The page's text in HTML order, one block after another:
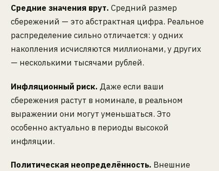
Средние значения врут. Средний размер
сбережений — это абстрактная цифра. Реальное
распределение сильно отличается: у одних
накопления исчисляются миллионами, у других
— несколькими тысячами рублей.
Инфляционный риск. Даже если ваши
сбережения растут в номинале, в реальном
выражении они могут уменьшаться. Это
особенно актуально в периоды высокой
инфляции.
Политическая неопределённость. Внешние